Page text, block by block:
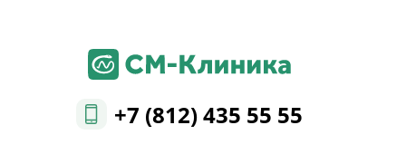
+7 (812) 435 55 55